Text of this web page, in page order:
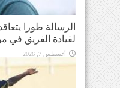
الرسالة طورا
لقيادة الفريق في موسم
أغسطس 7, 2026